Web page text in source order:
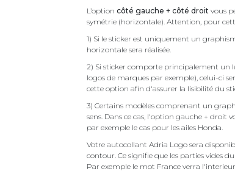
L’option côté gauche + côté droit vous
symétrie (horizontale). Attention, pour
1) Si le sticker est uniquement un
horizontale sera réalisée.
2) Si sticker comporte principalement un
logos de marques par exemple), celui-ci
cette option afin d'assurer la lisibilité du
3) Certains modèles comprenant un
sens. Dans ce cas, l'option gauche + droit
par exemple le cas pour les ailes Honda.
Votre autocollant Adria Logo sera
contour. Ce signifie que les parties vides
Par exemple le mot France verra